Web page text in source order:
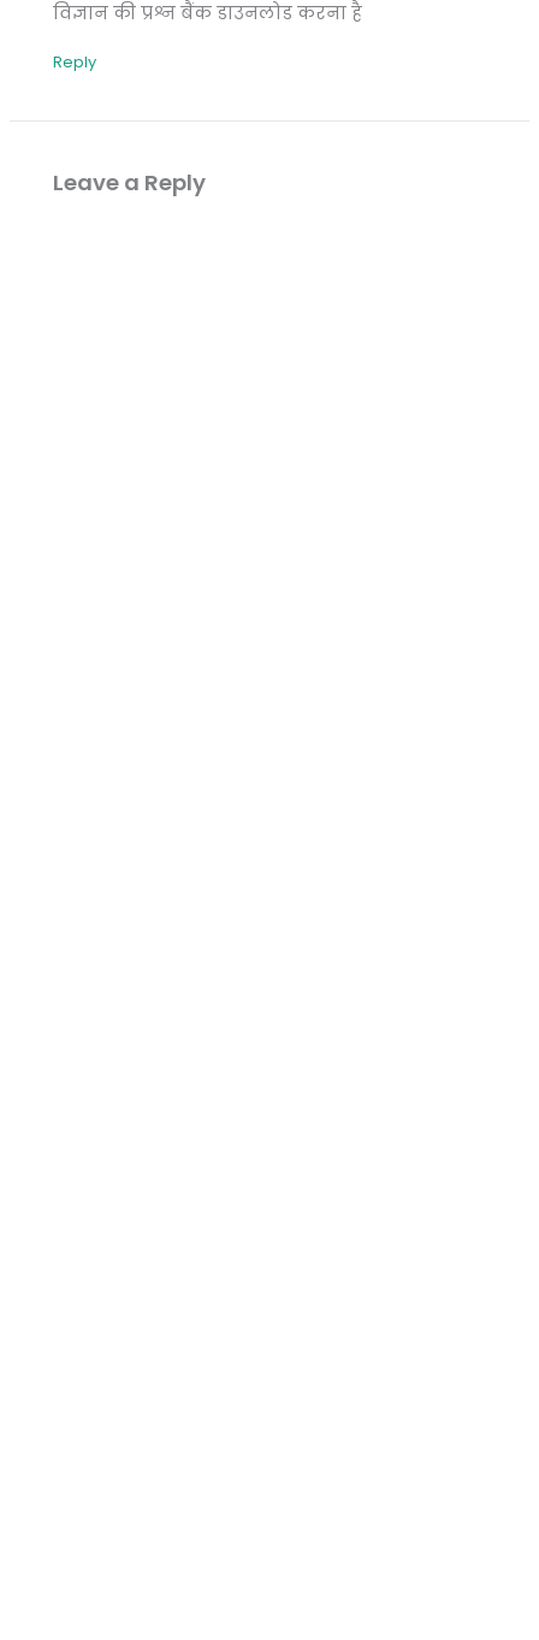
विज्ञान की प्रश्न बैंक डाउनलोड करना है
Reply
Leave a Reply